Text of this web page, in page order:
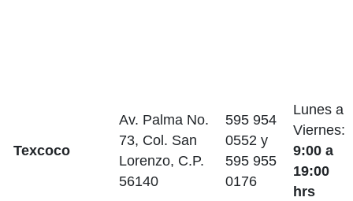
Texcoco
Av. Palma No.
73, Col. San
Lorenzo, C.P.
56140
595 954
0552 y
595 955
0176
Lunes a
Viernes:
9:00 a
19:00
hrs